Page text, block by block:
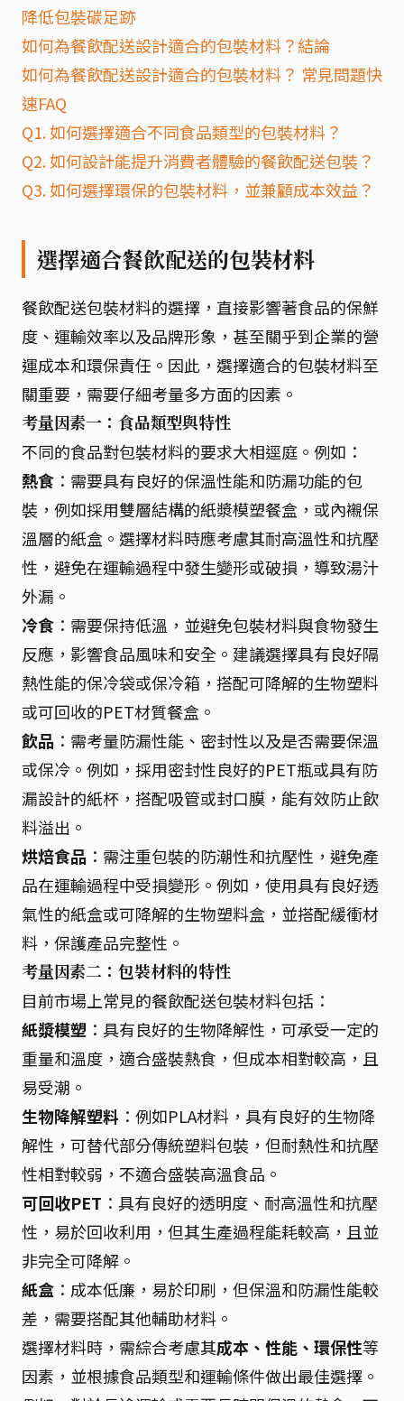
降低包裝碳足跡
如何為餐飲配送設計適合的包裝材料？結論
如何為餐飲配送設計適合的包裝材料？ 常見問題快
速FAQ
Q1. 如何選擇適合不同食品類型的包裝材料？
Q2. 如何設計能提升消費者體驗的餐飲配送包裝？
Q3. 如何選擇環保的包裝材料，並兼顧成本效益？
選擇適合餐飲配送的包裝材料
餐飲配送包裝材料的選擇，直接影響著食品的保鮮
度、運輸效率以及品牌形象，甚至關乎到企業的營
運成本和環保責任。因此，選擇適合的包裝材料至
關重要，需要仔細考量多方面的因素。
考量因素一：食品類型與特性
不同的食品對包裝材料的要求大相逕庭。例如：
熱食 ：需要具有良好的保溫性能和防漏功能的包
裝，例如採用雙層結構的紙漿模塑餐盒，或內襯保
溫層的紙盒。選擇材料時應考慮其耐高溫性和抗壓
性，避免在運輸過程中發生變形或破損，導致湯汁
外漏。
冷食 ：需要保持低溫，並避免包裝材料與食物發生
反應，影響食品風味和安全。建議選擇具有良好隔
熱性能的保冷袋或保冷箱，搭配可降解的生物塑料
或可回收的PET材質餐盒。
飲品 ：需考量防漏性能、密封性以及是否需要保溫
或保冷。例如，採用密封性良好的PET瓶或具有防
漏設計的紙杯，搭配吸管或封口膜，能有效防止飲
料溢出。
烘焙食品 ：需注重包裝的防潮性和抗壓性，避免產
品在運輸過程中受損變形。例如，使用具有良好透
氣性的紙盒或可降解的生物塑料盒，並搭配緩衝材
料，保護產品完整性。
考量因素二：包裝材料的特性
目前市場上常見的餐飲配送包裝材料包括：
紙漿模塑 ：具有良好的生物降解性，可承受一定的
重量和溫度，適合盛裝熱食，但成本相對較高，且
易受潮。
生物降解塑料 ：例如PLA材料，具有良好的生物降
解性，可替代部分傳統塑料包裝，但耐熱性和抗壓
性相對較弱，不適合盛裝高溫食品。
可回收PET ：具有良好的透明度、耐高溫性和抗壓
性，易於回收利用，但其生產過程能耗較高，且並
非完全可降解。
紙盒 ：成本低廉，易於印刷，但保溫和防漏性能較
差，需要搭配其他輔助材料。
選擇材料時，需綜合考慮其成本、性能、環保性等
因素，並根據食品類型和運輸條件做出最佳選擇。